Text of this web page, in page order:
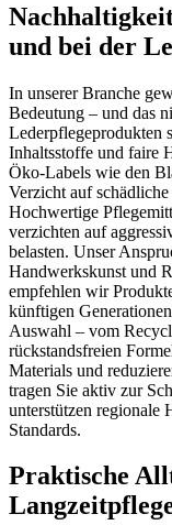
und bei der
In unserer Branche
Bedeutung – und das
Lederpflegeprodukten
Inhaltsstoffe und faire
Öko-Labels wie den
Verzicht auf
Hochwertige
verzichten auf
belasten. Unser
Handwerkskunst und
empfehlen wir
künftigen
Auswahl – vom
rückstandsfreien
Materials und
tragen Sie aktiv zur
unterstützen regionale
Standards.
Praktische